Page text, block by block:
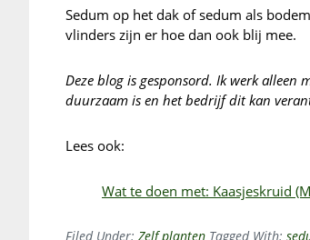
Sedum op het dak of sedum als
vlinders zijn er hoe dan ook blij mee.
Deze blog is gesponsord. Ik werk
duurzaam is en het bedrijf dit kan
Lees ook:
Wat te doen met: Kaasjeskruid
Filed Under: Zelf planten Tagged With: